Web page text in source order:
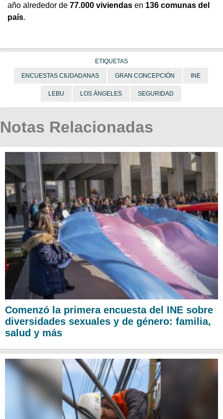
año alrededor de 77.000 viviendas en 136 comunas del
país.
ETIQUETAS
ENCUESTAS CIUDADANAS GRAN CONCEPCIÓN INE
LEBU LOS ÁNGELES SEGURIDAD
Notas Relacionadas
Comenzó la primera encuesta del INE sobre
diversidades sexuales y de género: familia,
salud y más